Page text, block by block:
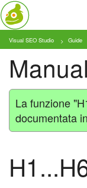
Cosa e Chi
Prodotto
Tariffe
Tutorial
Download
Visual SEO Studio Guide
La funzione
documentata